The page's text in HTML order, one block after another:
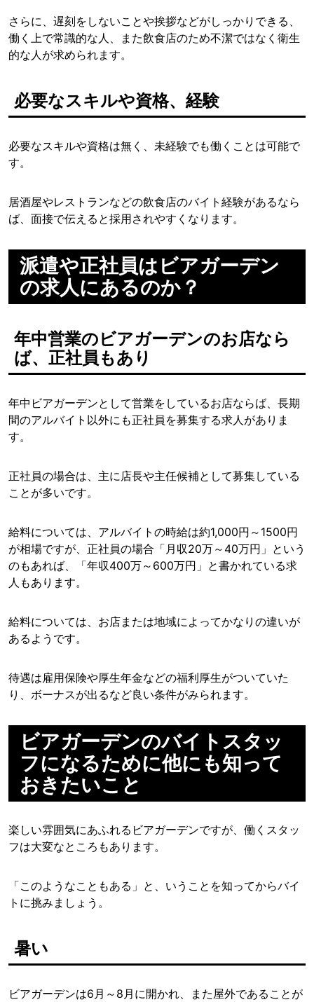
さらに、遅刻をしないことや挨拶などがしっかりできる、
働く上で常識的な人、また飲食店のため不潔ではなく衛生
的な人が求められます。
必要なスキルや資格、経験
必要なスキルや資格は無く、未経験でも働くことは可能で
す。
居酒屋やレストランなどの飲食店のバイト経験があるなら
ば、面接で伝えると採用されやすくなります。
派遣や正社員はビアガーデン
の求人にあるのか？
年中営業のビアガーデンのお店なら
ば、正社員もあり
年中ビアガーデンとして営業をしているお店ならば、長期
間のアルバイト以外にも正社員を募集する求人がありま
す。
正社員の場合は、主に店長や主任候補として募集している
ことが多いです。
給料については、アルバイトの時給は約1,000円～1500円
が相場ですが、正社員の場合「月収20万～40万円」という
のもあれば、「年収400万～600万円」と書かれている求
人もあります。
給料については、お店または地域によってかなりの違いが
あるようです。
待遇は雇用保険や厚生年金などの福利厚生がついていた
り、ボーナスが出るなど良い条件がみられます。
ビアガーデンのバイトスタッ
フになるために他にも知って
おきたいこと
楽しい雰囲気にあふれるビアガーデンですが、働くスタッ
フは大変なところもあります。
「このようなこともある」と、いうことを知ってからバイ
トに挑みましょう。
暑い
ビアガーデンは6月～8月に開かれ、また屋外であることが